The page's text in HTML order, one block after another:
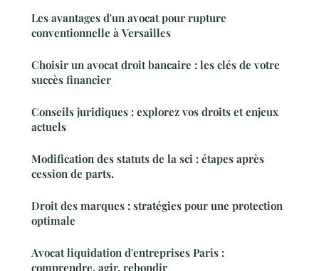
Les avantages d'un avocat pour rupture
conventionnelle à Versailles
Choisir un avocat droit bancaire : les clés de votre
succès financier
Conseils juridiques : explorez vos droits et enjeux
actuels
Modification des statuts de la sci : étapes après
cession de parts.
Droit des marques : stratégies pour une protection
optimale
Avocat liquidation d'entreprises Paris :
comprendre, agir, rebondir